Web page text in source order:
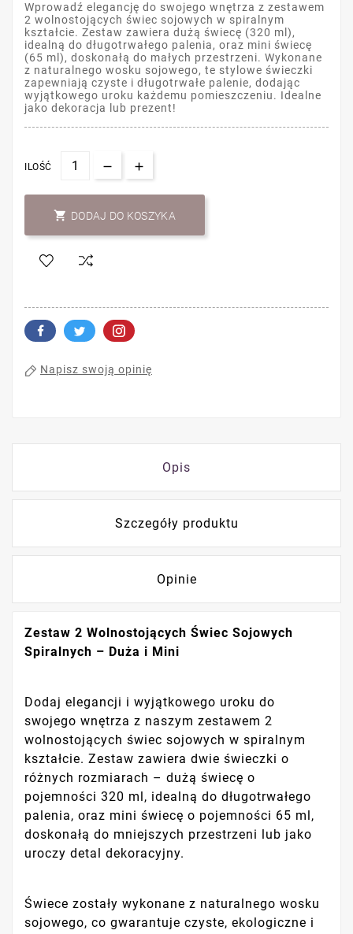
Wprowadź elegancję do swojego wnętrza z zestawem
2 wolnostojących świec sojowych w spiralnym
kształcie. Zestaw zawiera dużą świecę (320 ml),
idealną do długotrwałego palenia, oraz mini świecę
(65 ml), doskonałą do małych przestrzeni. Wykonane
z naturalnego wosku sojowego, te stylowe świeczki
zapewniają czyste i długotrwałe palenie, dodając
wyjątkowego uroku każdemu pomieszczeniu. Idealne
jako dekoracja lub prezent!
ILOŚĆ
 DODAJ DO KOSZYKA
Napisz swoją opinię
Opis
Szczegóły produktu
Opinie
Zestaw 2 Wolnostojących Świec Sojowych
Spiralnych – Duża i Mini
Dodaj elegancji i wyjątkowego uroku do
swojego wnętrza z naszym zestawem 2
wolnostojących świec sojowych w spiralnym
kształcie. Zestaw zawiera dwie świeczki o
różnych rozmiarach – dużą świecę o
pojemności 320 ml, idealną do długotrwałego
palenia, oraz mini świecę o pojemności 65 ml,
doskonałą do mniejszych przestrzeni lub jako
uroczy detal dekoracyjny.
Świece zostały wykonane z naturalnego wosku
sojowego, co gwarantuje czyste, ekologiczne i